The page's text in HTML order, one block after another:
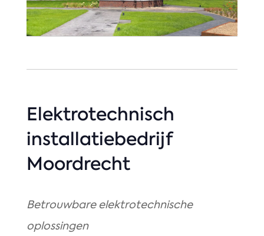
Elektrotechnisch
installatiebedrijf
Moordrecht
Betrouwbare elektrotechnische
oplossingen